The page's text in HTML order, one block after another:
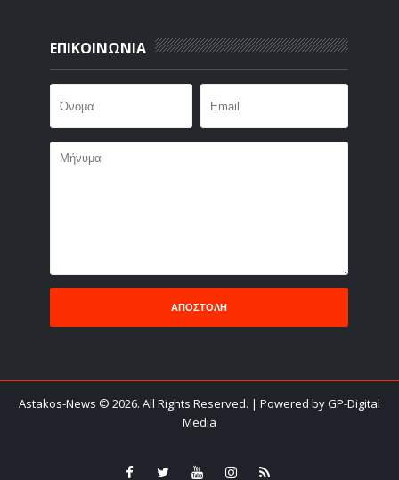
ΕΠΙΚΟΙΝΩΝΙΑ
Astakos-News © 2026. All Rights Reserved. | Powered by GP-Digital
Media